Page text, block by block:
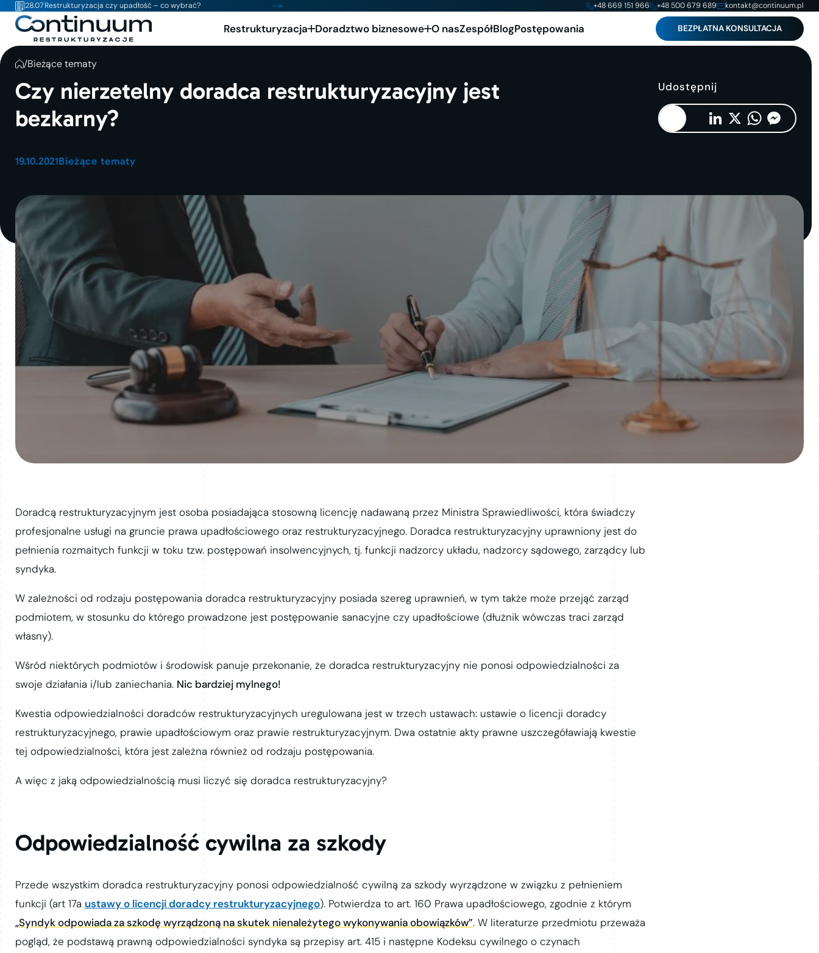
28.07Restrukturyzacja czy upadłość – co wybrać? +48 669 151 966 +48 500 679 689 kontakt@continuum.pl
Restrukturyzacja Doradztwo biznesowe O nasZespółBlogPostępowania BEZPŁATNA KONSULTACJA
/Bieżące tematy
Czy nierzetelny doradca restrukturyzacyjny jest
bezkarny?
Udostępnij
Copy
Facebook
LinkedIn
X WhatsApp
Messenger
19.10.2021Bieżące tematy
Doradcą restrukturyzacyjnym jest osoba posiadająca stosowną licencję nadawaną przez Ministra Sprawiedliwości, która świadczy
profesjonalne usługi na gruncie prawa upadłościowego oraz restrukturyzacyjnego. Doradca restrukturyzacyjny uprawniony jest do
pełnienia rozmaitych funkcji w toku tzw. postępowań insolwencyjnych, tj. funkcji nadzorcy układu, nadzorcy sądowego, zarządcy lub
syndyka.
W zależności od rodzaju postępowania doradca restrukturyzacyjny posiada szereg uprawnień, w tym także może przejąć zarząd
podmiotem, w stosunku do którego prowadzone jest postępowanie sanacyjne czy upadłościowe (dłużnik wówczas traci zarząd
własny).
Wśród niektórych podmiotów i środowisk panuje przekonanie, że doradca restrukturyzacyjny nie ponosi odpowiedzialności za
swoje działania i/lub zaniechania. Nic bardziej mylnego!
Kwestia odpowiedzialności doradców restrukturyzacyjnych uregulowana jest w trzech ustawach: ustawie o licencji doradcy
restrukturyzacyjnego, prawie upadłościowym oraz prawie restrukturyzacyjnym. Dwa ostatnie akty prawne uszczegóławiają kwestie
tej odpowiedzialności, która jest zależna również od rodzaju postępowania.
A więc z jaką odpowiedzialnością musi liczyć się doradca restrukturyzacyjny?
Odpowiedzialność cywilna za szkody
Przede wszystkim doradca restrukturyzacyjny ponosi odpowiedzialność cywilną za szkody wyrządzone w związku z pełnieniem
funkcji (art 17a ustawy o licencji doradcy restrukturyzacyjnego). Potwierdza to art. 160 Prawa upadłościowego, zgodnie z którym
„Syndyk odpowiada za szkodę wyrządzoną na skutek nienależytego wykonywania obowiązków”. W literaturze przedmiotu przeważa
pogląd, że podstawą prawną odpowiedzialności syndyka są przepisy art. 415 i następne Kodeksu cywilnego o czynach